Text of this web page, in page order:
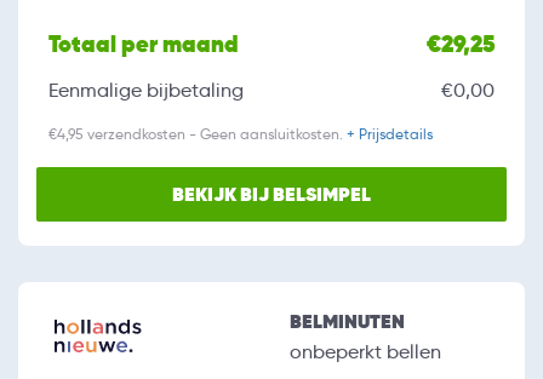
Totaal per maand €29,25
Eenmalige bijbetaling €0,00
€4,95 verzendkosten - Geen aansluitkosten. + Prijsdetails
BEKIJK BIJ BELSIMPEL
BELMINUTEN
onbeperkt bellen